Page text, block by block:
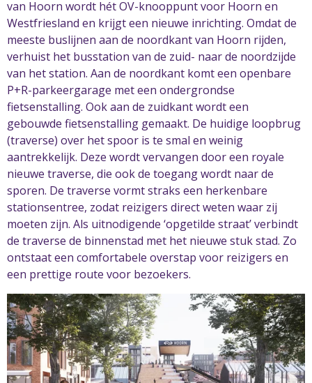
van Hoorn wordt hét OV-knooppunt voor Hoorn en
Westfriesland en krijgt een nieuwe inrichting. Omdat de
meeste buslijnen aan de noordkant van Hoorn rijden,
verhuist het busstation van de zuid- naar de noordzijde
van het station. Aan de noordkant komt een openbare
P+R-parkeergarage met een ondergrondse
fietsenstalling. Ook aan de zuidkant wordt een
gebouwde fietsenstalling gemaakt. De huidige loopbrug
(traverse) over het spoor is te smal en weinig
aantrekkelijk. Deze wordt vervangen door een royale
nieuwe traverse, die ook de toegang wordt naar de
sporen. De traverse vormt straks een herkenbare
stationsentree, zodat reizigers direct weten waar zij
moeten zijn. Als uitnodigende ‘opgetilde straat’ verbindt
de traverse de binnenstad met het nieuwe stuk stad. Zo
ontstaat een comfortabele overstap voor reizigers en
een prettige route voor bezoekers.